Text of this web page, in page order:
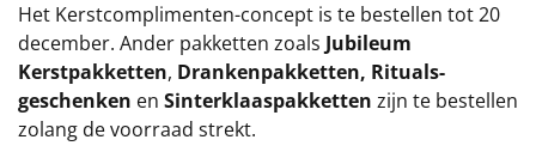
Het Kerstcomplimenten-concept is te bestellen tot 20
december. Ander pakketten zoals Jubileum
Kerstpakketten, Drankenpakketten, Rituals-
geschenken en Sinterklaaspakketten zijn te bestellen
zolang de voorraad strekt.